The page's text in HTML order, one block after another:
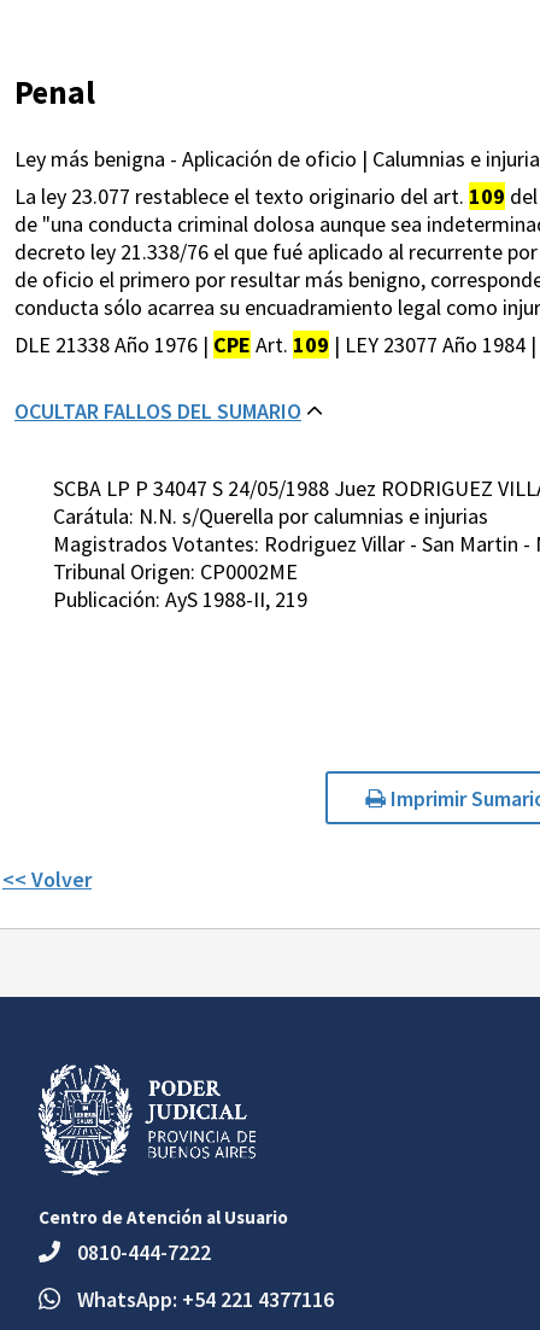
Penal
Ley más benigna - Aplicación de oficio | Calumnias e
La ley 23.077 restablece el texto originario del art. 109
de "una conducta criminal dolosa aunque sea
decreto ley 21.338/76 el que fué aplicado al recurrente
de oficio el primero por resultar más benigno,
conducta sólo acarrea su encuadramiento legal como
DLE 21338 Año 1976 | CPE Art. 109 | LEY 23077 Año 1984 |
OCULTAR FALLOS DEL SUMARIO
SCBA LP P 34047 S 24/05/1988 Juez RODRIGUEZ
Carátula: N.N. s/Querella por calumnias e injurias
Magistrados Votantes: Rodriguez Villar - San Martin -
Tribunal Origen: CP0002ME
Publicación: AyS 1988-II, 219
Imprimir
<< Volver
Centro de Atención al Usuario
0810-444-7222
WhatsApp: +54 221 4377116